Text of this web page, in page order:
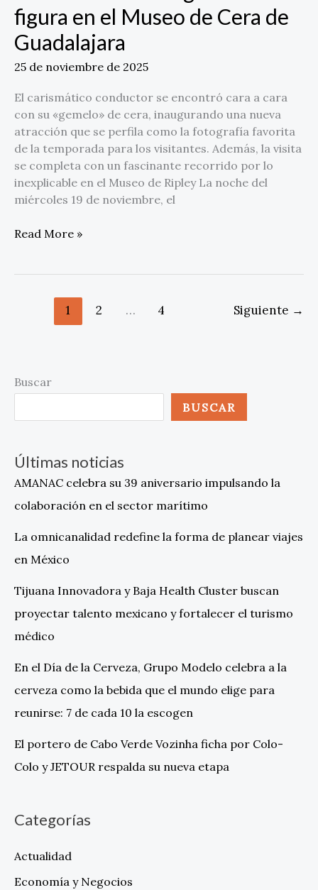
figura en el Museo de Cera de
Guadalajara
25 de noviembre de 2025
El carismático conductor se encontró cara a cara
con su «gemelo» de cera, inaugurando una nueva
atracción que se perfila como la fotografía favorita
de la temporada para los visitantes. Además, la visita
se completa con un fascinante recorrido por lo
inexplicable en el Museo de Ripley La noche del
miércoles 19 de noviembre, el
Read More »
1 2 … 4 Siguiente →
Buscar
BUSCAR
Últimas noticias
AMANAC celebra su 39 aniversario impulsando la
colaboración en el sector marítimo
La omnicanalidad redefine la forma de planear viajes
en México
Tijuana Innovadora y Baja Health Cluster buscan
proyectar talento mexicano y fortalecer el turismo
médico
En el Día de la Cerveza, Grupo Modelo celebra a la
cerveza como la bebida que el mundo elige para
reunirse: 7 de cada 10 la escogen
El portero de Cabo Verde Vozinha ficha por Colo-
Colo y JETOUR respalda su nueva etapa
Categorías
Actualidad
Economía y Negocios